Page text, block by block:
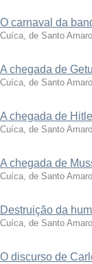
O carnaval da
Cuíca, de Santo
A chegada de
Cuíca, de Santo
A chegada de
Cuíca, de Santo
A chegada de
Cuíca, de Santo
Destruição da
Cuíca, de Santo
O discurso de